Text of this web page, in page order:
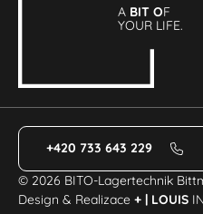
A BIT OF
YOUR LIFE.
+420 733 643 229
© 2026 BITO-Lagertechnik
Design & Realizace+ | LOUIS